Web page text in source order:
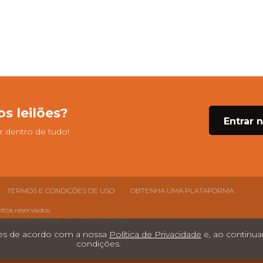
leilões?
dentro de tudo!
Entrar
TERMOS E CONDIÇÕES DE USO OBTENHA UMA PLATAFORMA
reservados.
do Campo, SP, CEP 09760-500
de acordo com a nossa Política de Privacidade e, ao
condições.